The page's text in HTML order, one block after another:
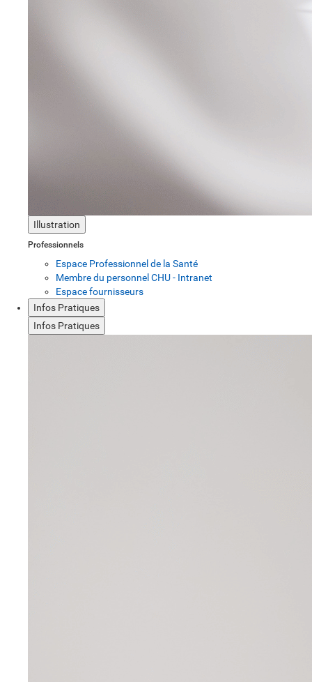
Illustration
Professionnels
Espace Professionnel de la Santé
Membre du personnel CHU - Intranet
Espace fournisseurs
Infos Pratiques
Infos Pratiques